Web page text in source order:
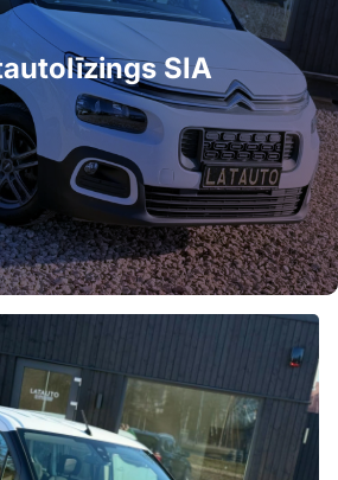
SIA